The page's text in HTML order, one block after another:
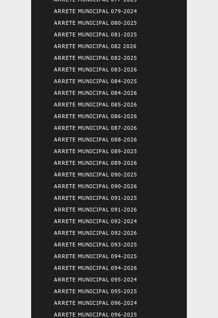
ARRETE MUNICIPAL 079-2024
ARRETE MUNICIPAL 080-2025
ARRETE MUNICIPAL 081-2025
ARRETE MUNICIPAL 082 2026
ARRETE MUNICIPAL 082-2025
ARRETE MUNICIPAL 083-2026
ARRETE MUNICIPAL 084-2025
ARRETE MUNICIPAL 084-2026
ARRETE MUNICIPAL 085-2026
ARRETE MUNICIPAL 086-2026
ARRETE MUNICIPAL 087-2026
ARRETE MUNICIPAL 088-2026
ARRETE MUNICIPAL 089-2025
ARRETE MUNICIPAL 089-2026
ARRETE MUNICIPAL 090-2025
ARRETE MUNICIPAL 090-2026
ARRETE MUNICIPAL 091-2025
ARRETE MUNICIPAL 091-2026
ARRETE MUNICIPAL 092-2024
ARRETE MUNICIPAL 092-2026
ARRETE MUNICIPAL 093-2025
ARRETE MUNICIPAL 094-2025
ARRETE MUNICIPAL 094-2026
ARRETE MUNICIPAL 095-2024
ARRETE MUNICIPAL 095-2025
ARRETE MUNICIPAL 096-2024
ARRETE MUNICIPAL 096-2025